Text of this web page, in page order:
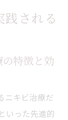
される
特徴と効
ニキビ治療だ
いった先進的